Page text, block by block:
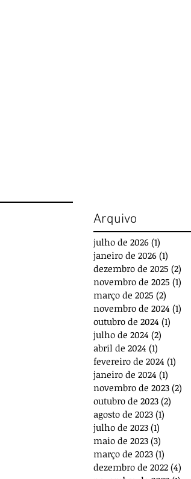
Arquivo
julho de 2026 (1)
janeiro de 2026 (1)
dezembro de 2025 (2)
novembro de 2025 (1)
março de 2025 (2)
novembro de 2024 (1)
outubro de 2024 (1)
julho de 2024 (2)
abril de 2024 (1)
fevereiro de 2024 (1)
janeiro de 2024 (1)
novembro de 2023 (2)
outubro de 2023 (2)
agosto de 2023 (1)
julho de 2023 (1)
maio de 2023 (3)
março de 2023 (1)
dezembro de 2022 (4)